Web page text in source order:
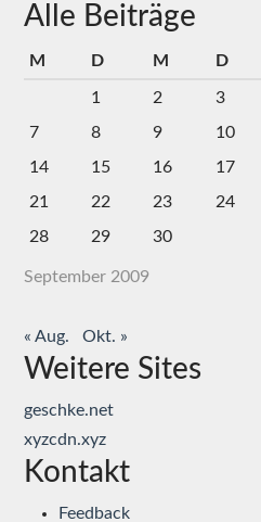
Alle Beiträge
September 2009
M D M D
1 2 3
7
8 9 10
14
15 16 17
21
22 23 24
28
29 30
« Aug. Okt. »
Weitere Sites
geschke.net
xyzcdn.xyz
Kontakt
Feedback